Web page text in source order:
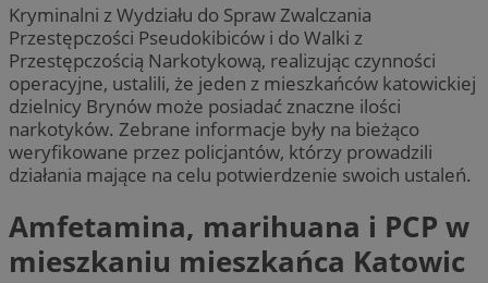
Kryminalni z Wydziału do Spraw Zwalczania
Przestępczości Pseudokibiców i do Walki z
Przestępczością Narkotykową, realizując czynności
operacyjne, ustalili, że jeden z mieszkańców katowickiej
dzielnicy Brynów może posiadać znaczne ilości
narkotyków. Zebrane informacje były na bieżąco
weryfikowane przez policjantów, którzy prowadzili
działania mające na celu potwierdzenie swoich ustaleń.
Amfetamina, marihuana i PCP w
mieszkaniu mieszkańca Katowic